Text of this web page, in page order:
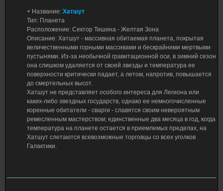
+ Название: Хатшут
Тип: Планета
Расположение: Сектор Тишина - Желтая Зона
Описание: Хатшут - массивная обитаемая планета, покрытая
величественными горными массивами и бескрайними мертвыми
пустынями. Из-за необычной гравитационной оси, в зимний сезон
она слишком удаляется от своей звезды и температура ее
поверхности критически падает, а летом, напротив, повышается
до смертельных высот.
Хатшут не представляет особого интереса для Легиона или
каких-либо звездных государств, однако ее немногочисленные
коренные обитатели - сварги - славятся своим невероятным
ремесленным мастерством; единственные два месяца в год, когда
температура на планете остается в приемлемых пределах, на
Хатшут слетаются всевозможные торговцы со всех уголков
Галактики.